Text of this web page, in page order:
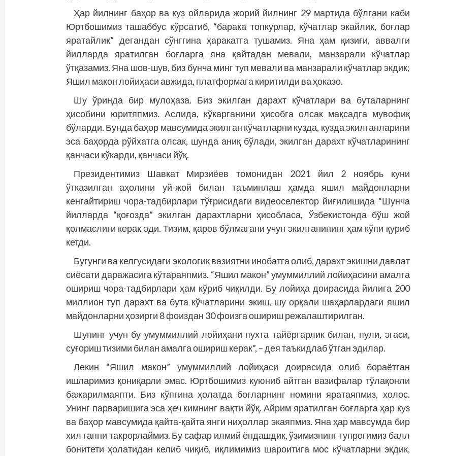
Ҳар йилнинг баҳор ва куз ойларида жорий йилнинг 29 мартида бўлгани каби
Юртбошимиз ташаббус кўрсатиб, “барака топкурлар, кўчатлар экайлик, боғлар
яратайлик” дегандан сўнггина ҳаракатга тушамиз. Яна ҳам қизиғи, аввалги
йилларда яратилган боғларга яна қайтадан мевали, манзарали кўчатлар
ўтқазамиз. Яна шов-шув, биз бунча минг туп мевали ва манзарали кўчатлар экдик;
Яшил макон лойиҳаси авжида, платформага киритилди ва ҳоказо.
Шу ўринда бир мулоҳаза. Биз экилган дарахт кўчатлари ва буталарнинг
ҳисобини юритяпмиз. Аслида, кўкарганини ҳисобга олсак мақсадга мувофиқ
бўларди. Бунда баҳор мавсумида экилган кўчатларни кузда, кузда экилганларини
эса баҳорда рўйхатга олсак, шунда аниқ бўлади, экилган дарахт кўчатларининг
қанчаси кўкарди, қанчаси йўқ.
Президентимиз Шавкат Мирзиёев томонидан 2021 йил 2 ноябрь куни
ўтказилган аҳолини уй-жой билан таъминлаш ҳамда яшил майдонларни
кенгайтириш чора-тадбирлари тўғрисидаги видеоселектор йиғилишида “Шунча
йилларда “қоғозда” экилган дарахтларни ҳисобласа, Ўзбекистонда бўш жой
қолмаслиги керак эди. Тизим, қаров бўлмагани учун экилганининг ҳам кўпи қуриб
кетди.
Бугунги ва келгусидаги экологик вазиятни инобатга олиб, дарахт экишни давлат
сиёсати даражасига кўтараяпмиз. “Яшил макон” умуммиллий лойиҳасини амалга
ошириш чора-тадбирлари ҳам кўриб чиқилди. Бу лойиҳа доирасида йилига 200
миллион туп дарахт ва бута кўчатларини экиш, шу орқали шаҳарлардаги яшил
майдонларни ҳозирги 8 фоиздан 30 фоизга ошириш режалаштирилган.
Шунинг учун бу умуммиллий лойиҳани пухта тайёргарлик билан, пули, эгаси,
суғориш тизими билан амалга ошириш керак”, – дея таъкидлаб ўтган эдилар.
Лекин “Яшил макон” умуммиллий лойиҳаси доирасида олиб бораётган
ишларимиз қониқарли эмас. Юртбошимиз куюниб айтган вазифалар тўлақонли
бажарилмаяпти. Биз кўпгина ҳолатда боғларнинг номини яратаяпмиз, холос.
Унинг парваришига эса ҳеч кимнинг вақти йўқ. Айрим яратилган боғларга ҳар куз
ва баҳор мавсумида қайта-қайта янги ниҳоллар экаяпмиз. Яна ҳар мавсумда бир
хил гапни такрорлаймиз. Бу сафар илмий ёндашдик, ўзимизнинг тупроғимиз балл
бонитети ҳолатидан келиб чиқиб, иқлимимиз шароитига мос кўчатларни экдик,